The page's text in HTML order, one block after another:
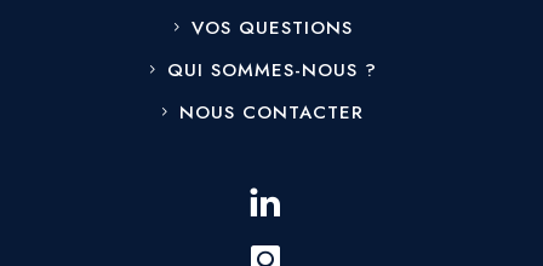
VOS QUESTIONS
QUI SOMMES-NOUS ?
NOUS CONTACTER